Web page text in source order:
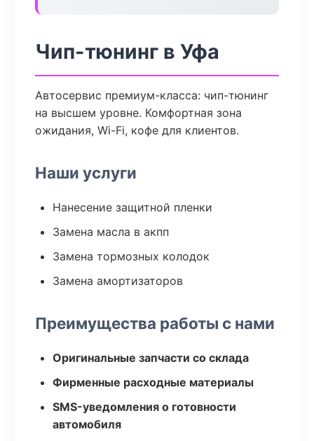
Чип-тюнинг в Уфа
Автосервис премиум-класса: чип-тюнинг
на высшем уровне. Комфортная зона
ожидания, Wi-Fi, кофе для клиентов.
Наши услуги
Нанесение защитной пленки
Замена масла в акпп
Замена тормозных колодок
Замена амортизаторов
Преимущества работы с нами
Оригинальные запчасти со склада
Фирменные расходные материалы
SMS-уведомления о готовности
автомобиля